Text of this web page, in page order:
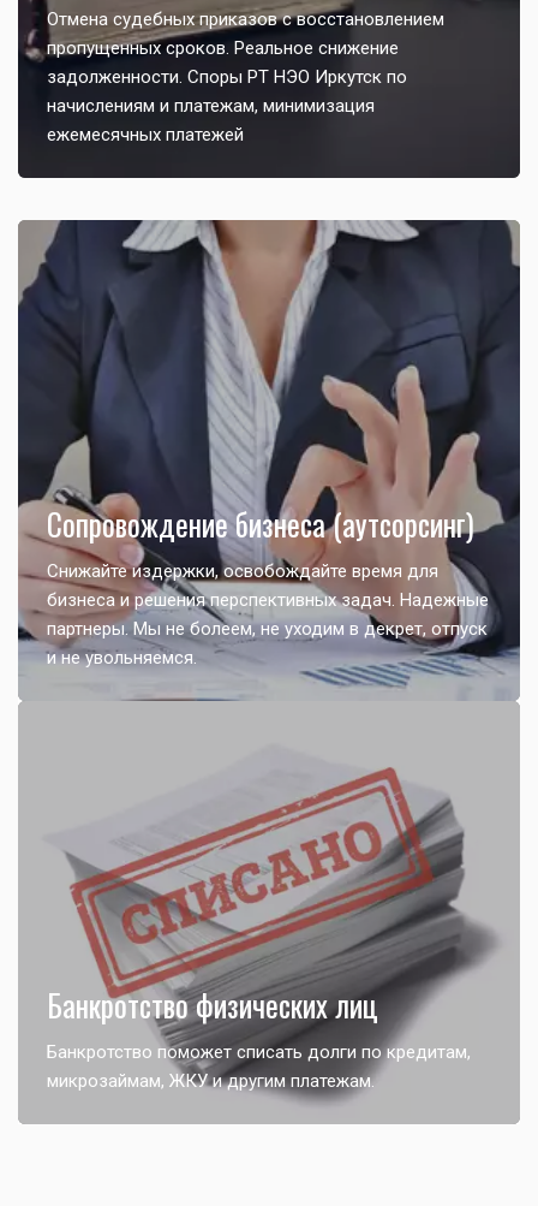
Отмена судебных приказов с восстановлением
пропущенных сроков. Реальное снижение
задолженности. Споры РТ НЭО Иркутск по
начислениям и платежам, минимизация
ежемесячных платежей
Сопровождение бизнеса (аутсорсинг)
Снижайте издержки, освобождайте время для
бизнеса и решения перспективных задач. Надежные
партнеры. Мы не болеем, не уходим в декрет, отпуск
и не увольняемся.
Банкротство физических лиц
Банкротство поможет списать долги по кредитам,
микрозаймам, ЖКУ и другим платежам.